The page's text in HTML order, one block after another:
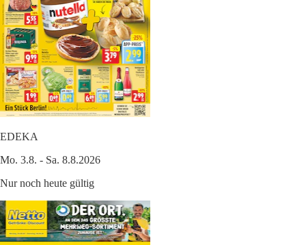
EDEKA
Mo. 3.8. - Sa. 8.8.2026
Nur noch heute gültig